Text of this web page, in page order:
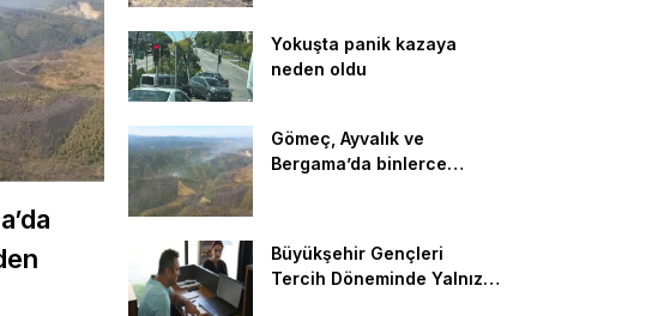
Yokuşta panik kazaya
neden oldu
Gömeç, Ayvalık ve
Bergama’da binlerce
Büyükşehir Gençleri
Tercih Döneminde Yalnız